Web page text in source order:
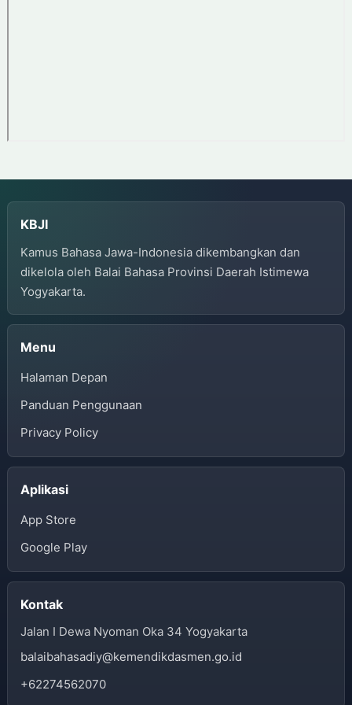
KBJI
Kamus Bahasa Jawa-Indonesia dikembangkan dan
dikelola oleh Balai Bahasa Provinsi Daerah Istimewa
Yogyakarta.
Menu
Halaman Depan
Panduan Penggunaan
Privacy Policy
Aplikasi
App Store
Google Play
Kontak
Jalan I Dewa Nyoman Oka 34 Yogyakarta
balaibahasadiy@kemendikdasmen.go.id
+62274562070